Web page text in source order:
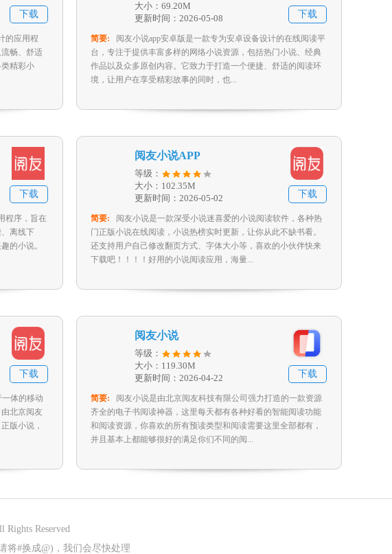
下载
的应用程
畅、舒适
精彩小
大小：69.20M
更新时间：2026-05-08
下载
简要:
阅友小说app安卓版是一款专为安卓设备设计的在线阅读平
台，专注于提供丰富多样的网络小说资源，包括热门小说、经典
作品以及众多原创内容。它致力于打造一个便捷、舒适的阅读环
境，让用户在享受精彩故事的同时，也...
下载
程序，旨在
离线下
的小说。
阅友小说APP
等级：
大小：102.35M
更新时间：2026-05-02
下载
简要:
阅友小说是一款深受小说迷喜爱的小说阅读软件，各种热
门正版小说在线阅读，小说热榜实时更新，让你从此不缺书看。
还支持用户自己修改翻页方式、字体大小等，喜欢的小伙伴快来
下载吧！！！！好用的小说阅读应用，海量...
下载
体的移动
北京阅友
版小说，
阅友小说
等级：
大小：119.30M
更新时间：2026-04-22
下载
简要:
阅友小说是由北京阅友科技有限公司强力打造的一款资源
齐全的电子书阅读神器，这里每天都有各种好看的智能阅读功能
和阅读资源，你喜欢的所有预读类型和阅读需要这里全部都有，
并且基本上都能够很好的满足你们不同的阅...
Rights Reserved
将#换成@)，我们会尽快处理